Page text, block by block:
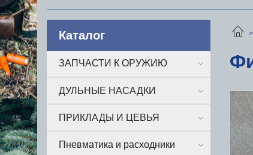
Каталог
ЗАПЧАСТИ К ОРУЖИЮ
ДУЛЬНЫЕ НАСАДКИ
ПРИКЛАДЫ И ЦЕВЬЯ
Пневматика и расходники